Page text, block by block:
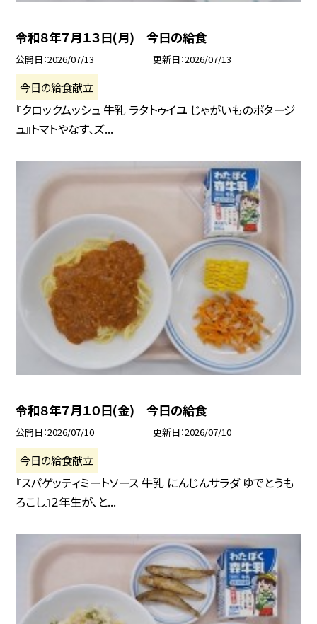
令和８年７月１３日(月) 今日の給食
公開日 2026/07/13 更新日 2026/07/13
今日の給食献立
『クロックムッシュ 牛乳 ラタトゥイユ じゃがいものポタージ
ュ』トマトやなす、ズ...
令和８年７月１０日(金) 今日の給食
公開日 2026/07/10 更新日 2026/07/10
今日の給食献立
『スパゲッティミートソース 牛乳 にんじんサラダ ゆでとうも
ろこし』２年生が、と...